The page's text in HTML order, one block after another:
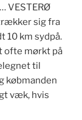
VESTERØ
sig fra
10 km sydpå.
ofte mørkt på
til
købmanden
væk, hvis